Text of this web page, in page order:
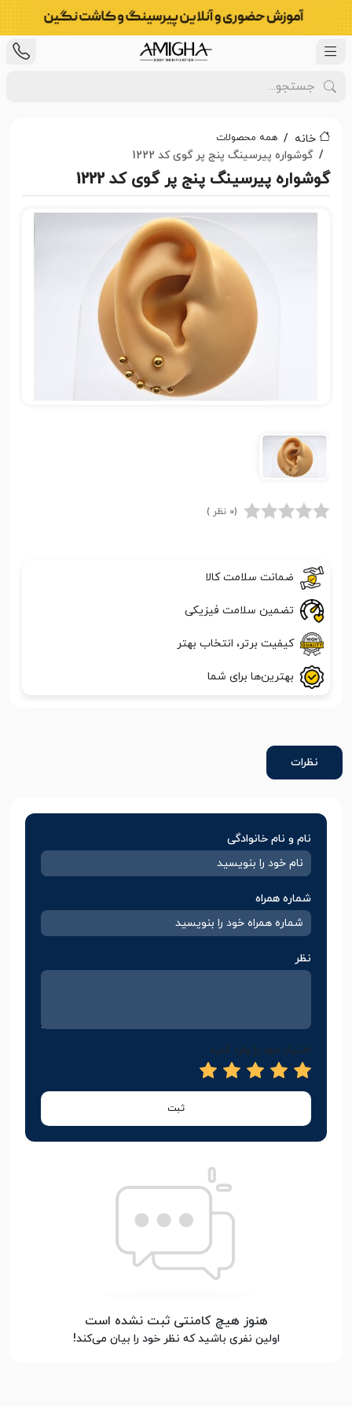
خانه همه محصولات
گوشواره پیرسینگ پنج پر گوی کد 1222
گوشواره پیرسینگ پنج پر گوی کد 1222
(0 نظر )
ضمانت سلامت کالا
تضمین سلامت فیزیکی
کیفیت برتر، انتخاب بهتر
بهترین‌ها برای شما
نظرات
نام و نام خانوادگی
شماره همراه
نظر
امتیاز خود را وارد کنید
ثبت
هنوز هیچ کامنتی ثبت نشده است
اولین نفری باشید که نظر خود را بیان می‌کند!